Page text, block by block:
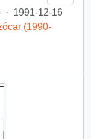
· 1991-12-16
(1990-